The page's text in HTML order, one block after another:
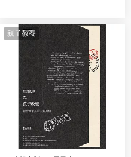
親子教養